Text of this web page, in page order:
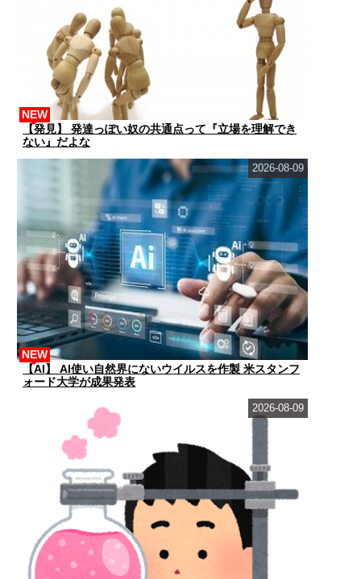
【発見】 発達っぽい奴の共通点って『立場を理解でき
ない』だよな
NEW
【AI】 AI使い自然界にないウイルスを作製 米スタンフ
ォード大学が成果発表
NEW
2026-08-09
2026-08-09